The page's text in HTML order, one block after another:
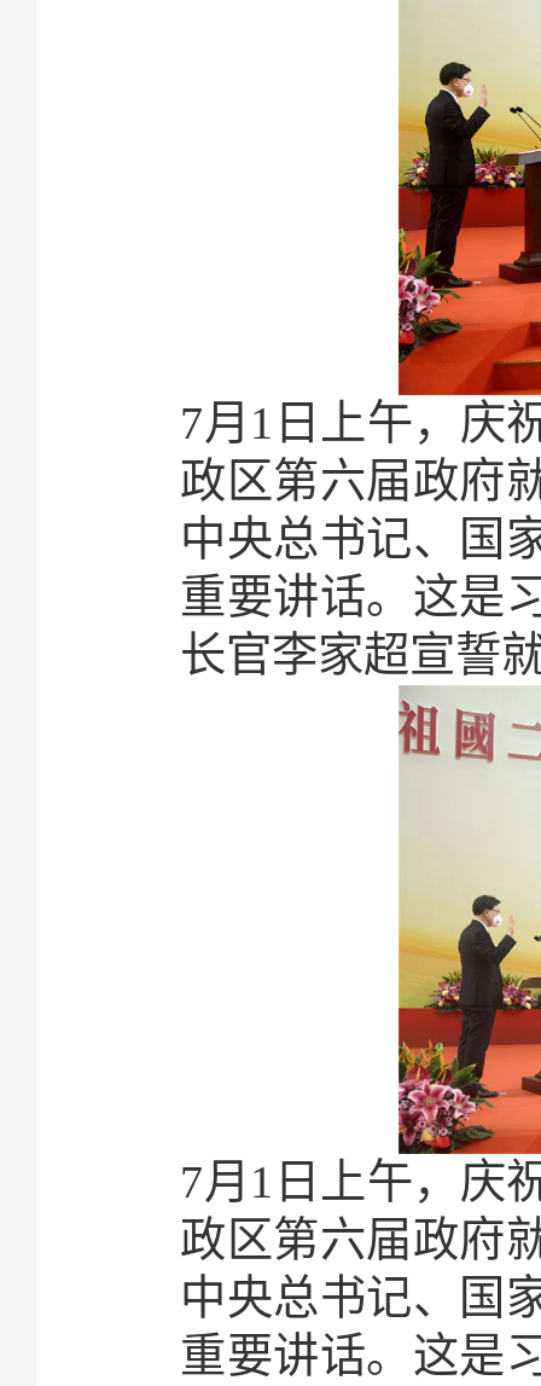
7月1日上午，庆
政区第六届政府
中央总书记、国
重要讲话。这是
长官李家超宣誓
7月1日上午，庆
政区第六届政府
中央总书记、国
重要讲话。这是